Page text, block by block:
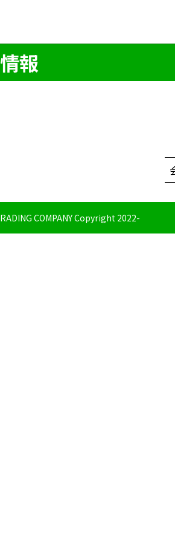
報
COMPANY Copyright 2022-